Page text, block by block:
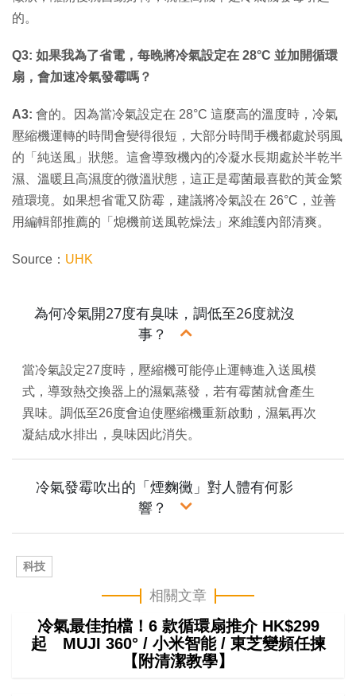
的。
Q3: 如果我為了省電，每晚將冷氣設定在 28°C 並加開循環
扇，會加速冷氣發霉嗎？
A3: 會的。因為當冷氣設定在 28°C 這麼高的溫度時，冷氣
壓縮機運轉的時間會變得很短，大部分時間手機都處於弱風
的「純送風」狀態。這會導致機內的冷凝水長期處於半乾半
濕、溫暖且高濕度的微溫狀態，這正是霉菌最喜歡的黃金繁
殖環境。如果想省電又防霉，建議將冷氣設在 26°C，並善
用編輯部推薦的「熄機前送風乾燥法」來維護內部清爽。
Source： UHK
為何冷氣開27度有臭味，調低至26度就沒
事？
當冷氣設定27度時，壓縮機可能停止運轉進入送風模
式，導致熱交換器上的濕氣蒸發，若有霉菌就會產生
異味。調低至26度會迫使壓縮機重新啟動，濕氣再次
凝結成水排出，臭味因此消失。
冷氣發霉吹出的「煙麴黴」對人體有何影
響？
科技
相關文章
冷氣最佳拍檔！6 款循環扇推介 HK$299
起 MUJI 360° / 小米智能 / 東芝變頻任揀
【附清潔教學】